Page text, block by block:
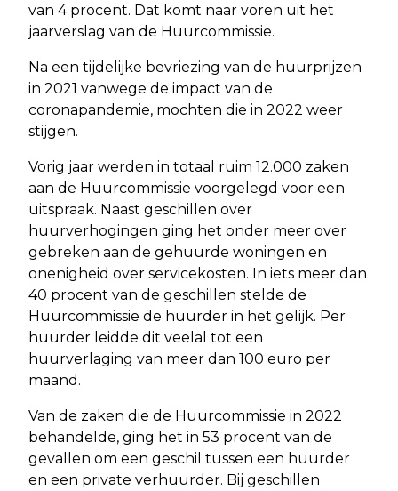
van 4 procent. Dat komt naar voren uit het
jaarverslag van de Huurcommissie.
Na een tijdelijke bevriezing van de huurprijzen
in 2021 vanwege de impact van de
coronapandemie, mochten die in 2022 weer
stijgen.
Vorig jaar werden in totaal ruim 12.000 zaken
aan de Huurcommissie voorgelegd voor een
uitspraak. Naast geschillen over
huurverhogingen ging het onder meer over
gebreken aan de gehuurde woningen en
onenigheid over servicekosten. In iets meer dan
40 procent van de geschillen stelde de
Huurcommissie de huurder in het gelijk. Per
huurder leidde dit veelal tot een
huurverlaging van meer dan 100 euro per
maand.
Van de zaken die de Huurcommissie in 2022
behandelde, ging het in 53 procent van de
gevallen om een geschil tussen een huurder
en een private verhuurder. Bij geschillen